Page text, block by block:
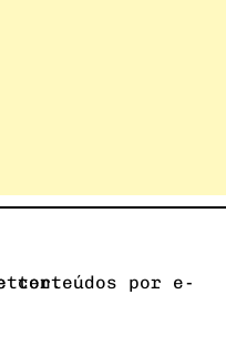
newsletter.